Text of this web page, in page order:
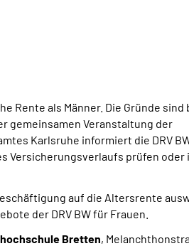
Rente als Männer. Die Gründe sind
gemeinsamen Veranstaltung der
Karlsruhe informiert die DRV
Versicherungsverlaufs prüfen oder
auf die Altersrente
der DRV BW für Frauen.
Bretten,